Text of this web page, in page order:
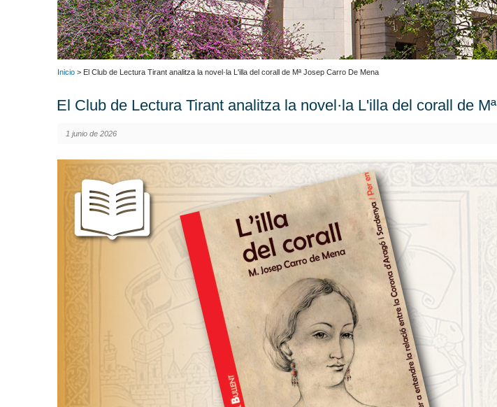
Inicio > El Club de Lectura Tirant analitza la novel·la L'illa del corall de Mª Josep Carro De Mena
El Club de Lectura Tirant analitza la novel·la L'illa del corall de
1 junio de 2026